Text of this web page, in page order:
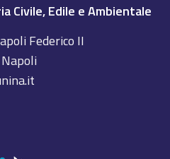
Civile, Edile e Ambientale
Federico II